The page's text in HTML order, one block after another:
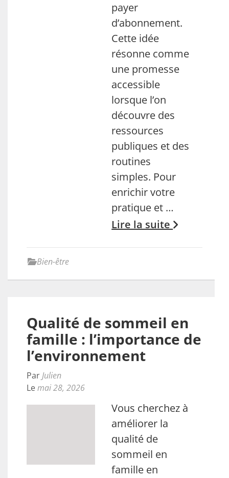
payer
d’abonnement.
Cette idée
résonne comme
une promesse
accessible
lorsque l’on
découvre des
ressources
publiques et des
routines
simples. Pour
enrichir votre
pratique et …
Lire la suite
Bien-être
Qualité de sommeil en
famille : l’importance de
l’environnement
ParJulien
Lemai 28, 2026
Vous cherchez à
améliorer la
qualité de
sommeil en
famille en